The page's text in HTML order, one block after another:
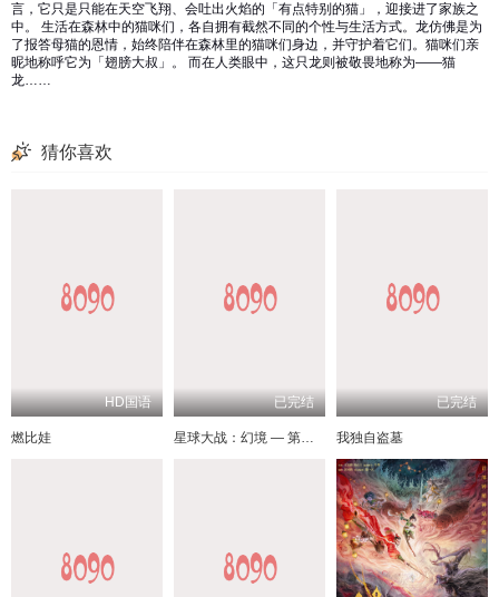
言，它只是只能在天空飞翔、会吐出火焰的「有点特别的猫」，迎接进了家族之
中。 生活在森林中的猫咪们，各自拥有截然不同的个性与生活方式。龙仿佛是为
了报答母猫的恩情，始终陪伴在森林里的猫咪们身边，并守护着它们。猫咪们亲
昵地称呼它为「翅膀大叔」。 而在人类眼中，这只龙则被敬畏地称为——猫
龙……
猜你喜欢
HD国语
燃比娃
已完结
星球大战：幻境 — 第九个绝地武士
已完结
我独自盗墓